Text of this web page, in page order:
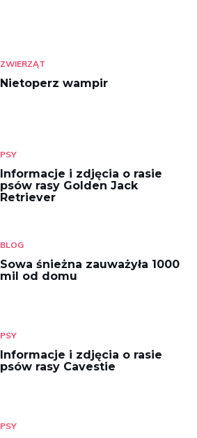
ZWIERZĄT
Nietoperz wampir
PSY
Informacje i zdjęcia o rasie
psów rasy Golden Jack
Retriever
BLOG
Sowa śnieżna zauważyła 1000
mil od domu
PSY
Informacje i zdjęcia o rasie
psów rasy Cavestie
PSY